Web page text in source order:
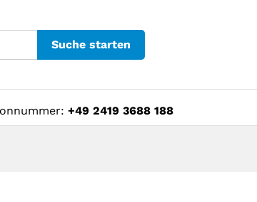
Suche starten
+49 2419 3688 188